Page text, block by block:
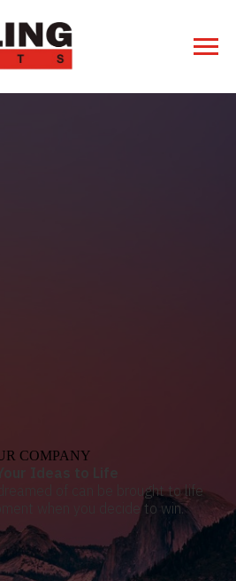
COMPANY
of can be brought to life
when you decide to win.